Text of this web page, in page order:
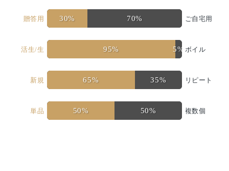
贈答用 30% 70% ご自宅用
活生/生 95% 5% ボイル
新規 65% 35% リピート
単品 50% 50% 複数個